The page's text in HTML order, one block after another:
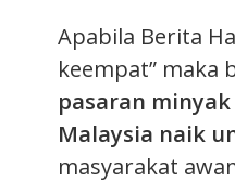
Apabila Berita
keempat” maka
pasaran
Malaysia naik
masyarakat